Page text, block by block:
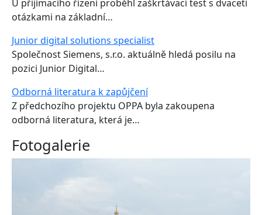
U přijímacího řízení proběhl zaškrtávací test s dvaceti
otázkami na základní…
Junior digital solutions specialist
Společnost Siemens, s.r.o. aktuálně hledá posilu na
pozici Junior Digital…
Odborná literatura k zapůjčení
Z předchozího projektu OPPA byla zakoupena
odborná literatura, která je…
Fotogalerie